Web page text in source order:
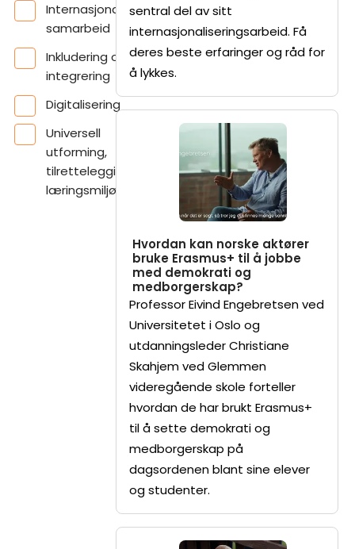
Internasjonalt
samarbeid
Inkludering og
integrering
Digitalisering
Universell
utforming,
tilrettelegging og
læringsmiljø
sentral del av sitt
internasjonaliseringsarbeid. Få
deres beste erfaringer og råd for
å lykkes.
Hvordan kan norske aktører
bruke Erasmus+ til å jobbe
med demokrati og
medborgerskap?
Professor Eivind Engebretsen ved
Universitetet i Oslo og
utdanningsleder Christiane
Skahjem ved Glemmen
videregående skole forteller
hvordan de har brukt Erasmus+
til å sette demokrati og
medborgerskap på
dagsordenen blant sine elever
og studenter.